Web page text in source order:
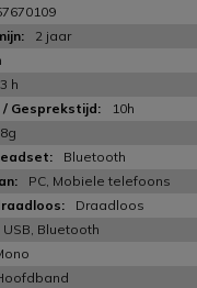
2 jaar
3 h
10h
Bluetooth
PC, Mobiele telefoons
Draadloos
USB, Bluetooth